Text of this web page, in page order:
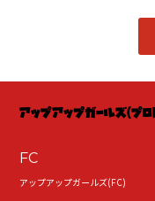
FC
アップアップガールズ(FC)